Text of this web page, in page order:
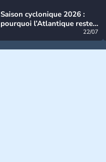
Saison cyclonique 2026 :
pourquoi l’Atlantique reste
22/07